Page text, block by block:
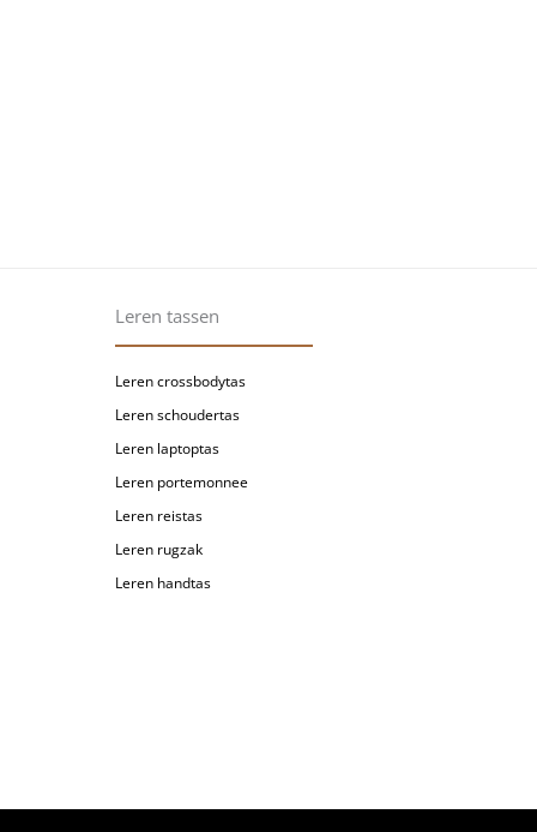
Leren tassen
Leren crossbodytas
Leren schoudertas
Leren laptoptas
Leren portemonnee
Leren reistas
Leren rugzak
Leren handtas